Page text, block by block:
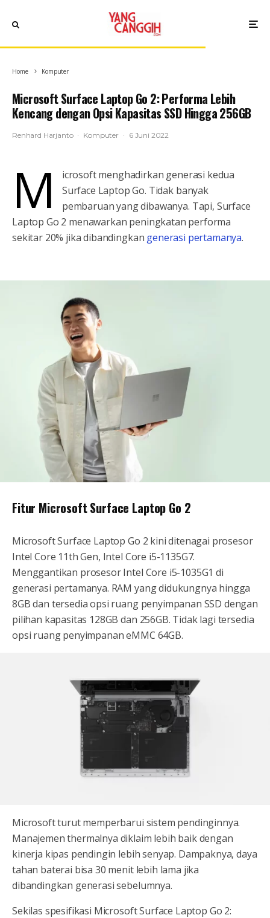
Home Komputer
Microsoft Surface Laptop Go 2: Performa Lebih
Kencang dengan Opsi Kapasitas SSD Hingga 256GB
Renhard Harjanto · Komputer · 6 Juni 2022
M
icrosoft menghadirkan generasi kedua
Surface Laptop Go. Tidak banyak
pembaruan yang dibawanya. Tapi, Surface
Laptop Go 2 menawarkan peningkatan performa
sekitar 20% jika dibandingkan generasi pertamanya.
Fitur Microsoft Surface Laptop Go 2
Microsoft Surface Laptop Go 2 kini ditenagai prosesor
Intel Core 11th Gen, Intel Core i5-1135G7.
Menggantikan prosesor Intel Core i5-1035G1 di
generasi pertamanya. RAM yang didukungnya hingga
8GB dan tersedia opsi ruang penyimpanan SSD dengan
pilihan kapasitas 128GB dan 256GB. Tidak lagi tersedia
opsi ruang penyimpanan eMMC 64GB.
Microsoft turut memperbarui sistem pendinginnya.
Manajemen thermalnya diklaim lebih baik dengan
kinerja kipas pendingin lebih senyap. Dampaknya, daya
tahan baterai bisa 30 menit lebih lama jika
dibandingkan generasi sebelumnya.
Sekilas spesifikasi Microsoft Surface Laptop Go 2: